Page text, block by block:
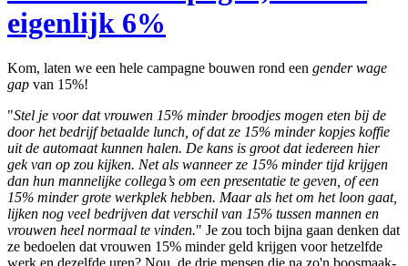
eigenlijk 6%
Kom, laten we een hele campagne bouwen rond een gender wage
gap van 15%!
"Stel je voor dat vrouwen 15% minder broodjes mogen eten bij de
door het bedrijf betaalde lunch, of dat ze 15% minder kopjes koffie
uit de automaat kunnen halen. De kans is groot dat iedereen hier
gek van op zou kijken. Net als wanneer ze 15% minder tijd krijgen
dan hun mannelijke collega’s om een presentatie te geven, of een
15% minder grote werkplek hebben. Maar als het om het loon gaat,
lijken nog veel bedrijven dat verschil van 15% tussen mannen en
vrouwen heel normaal te vinden." Je zou toch bijna gaan denken dat
ze bedoelen dat vrouwen 15% minder geld krijgen voor hetzelfde
werk en dezelfde uren? Nou, de drie mensen die na zo'n boosmaak-